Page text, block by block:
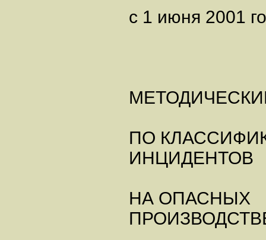
с 1 июня 2001
ПО
ИНЦИДЕНТОВ
НА ОПАСНЫХ